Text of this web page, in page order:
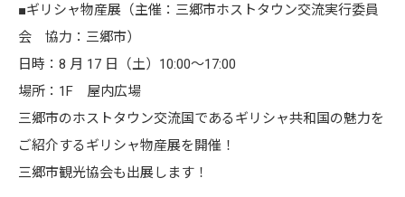
■ギリシャ物産展（主催：三郷市ホストタウン交流実行委員
会 協力：三郷市）
日時：8 月 17 日（土）10:00～17:00
場所：1F 屋内広場
三郷市のホストタウン交流国であるギリシャ共和国の魅力を
ご紹介するギリシャ物産展を開催！
三郷市観光協会も出展します！